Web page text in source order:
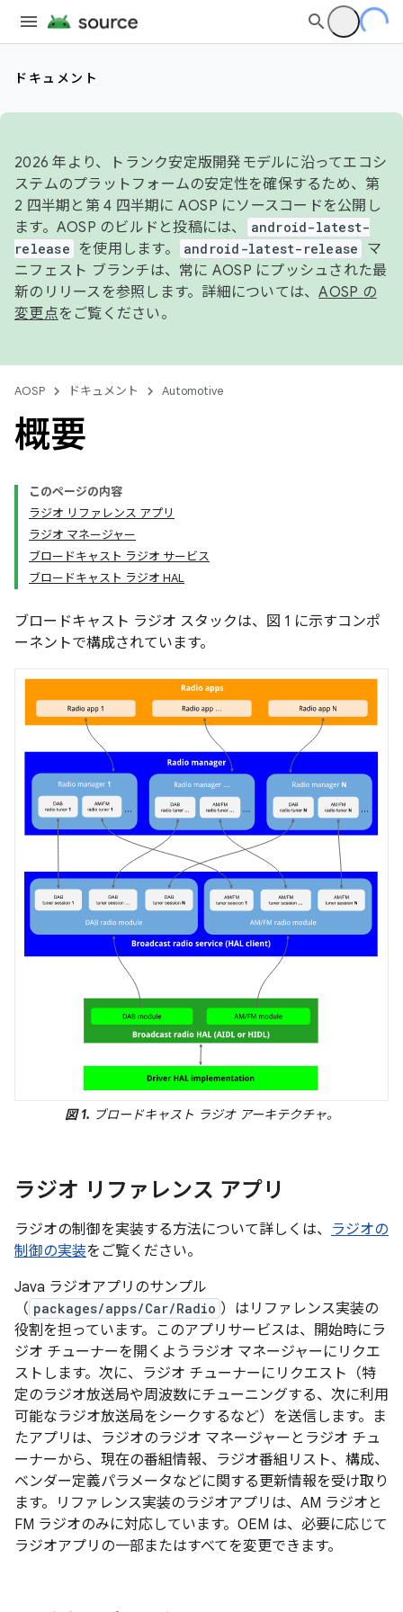
ドキュメント
2026 年より、トランク安定版開発モデルに沿ってエコシ
ステムのプラットフォームの安定性を確保するため、第
2 四半期と第 4 四半期に AOSP にソースコードを公開し
ます。AOSP のビルドと投稿には、
android-latest-
release
を使用します。 android-latest-release
マ
ニフェスト ブランチは、常に AOSP にプッシュされた最
新のリリースを参照します。詳細については、AOSP の
変更点をご覧ください。
AOSP ドキュメント Automotive
概要
このページの内容
ラジオ リファレンス アプリ
ラジオ マネージャー
ブロードキャスト ラジオ サービス
ブロードキャスト ラジオ HAL
ブロードキャスト ラジオ スタックは、図 1 に示すコンポ
ーネントで構成されています。
図 1. ブロードキャスト ラジオ アーキテクチャ。
ラジオ リファレンス アプリ
ラジオの制御を実装する方法について詳しくは、 ラジオの
制御の実装をご覧ください。
Java ラジオアプリのサンプル
（ packages/apps/Car/Radio ）はリファレンス実装の
役割を担っています。このアプリサービスは、開始時にラ
ジオ チューナーを開くようラジオ マネージャーにリクエ
ストします。次に、ラジオ チューナーにリクエスト（特
定のラジオ放送局や周波数にチューニングする、次に利用
可能なラジオ放送局をシークするなど）を送信します。ま
たアプリは、ラジオのラジオ マネージャーとラジオ チュ
ーナーから、現在の番組情報、ラジオ番組リスト、構成、
ベンダー定義パラメータなどに関する更新情報を受け取り
ます。リファレンス実装のラジオアプリは、AM ラジオと
FM ラジオのみに対応しています。OEM は、必要に応じて
ラジオアプリの一部またはすべてを変更できます。